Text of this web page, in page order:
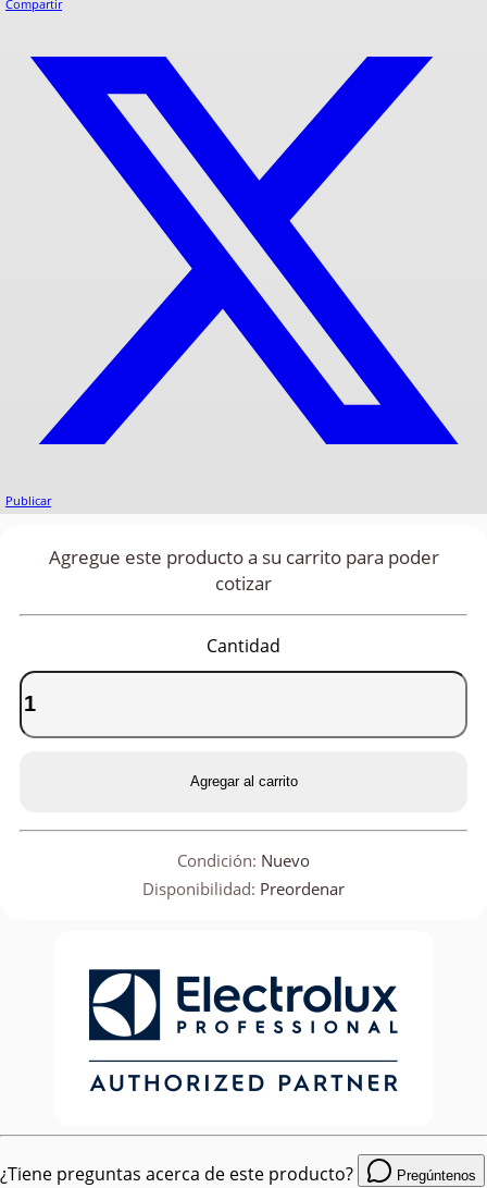
Compartir
Publicar
Agregue este producto a su carrito para poder
cotizar
Cantidad
Agregar al carrito
Condición: Nuevo
Disponibilidad: Preordenar
¿Tiene preguntas acerca de este producto? Pregúntenos